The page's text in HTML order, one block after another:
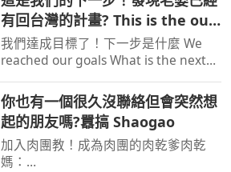
有回台灣的計畫? This is the our
next step
我們達成目標了！下一步是什麼 We
reached our goals What is the next
限時團購
你也有一個很久沒聯絡但會突然想
起的朋友嗎?囂搞 Shaogao
加入肉團教！成為肉團的肉乾爹肉乾
媽：